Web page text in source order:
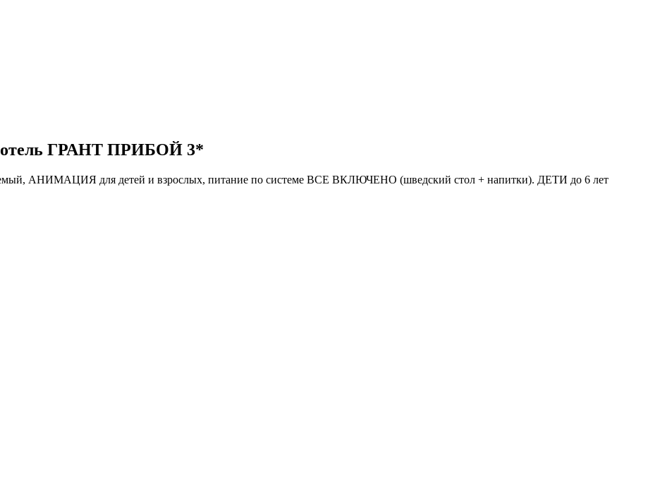
отель ГРАНТ ПРИБОЙ 3*
АНИМАЦИЯ для детей и взрослых, питание по системе ВСЕ ВКЛЮЧЕНО (шведский стол + напитки). ДЕТИ до 6 лет